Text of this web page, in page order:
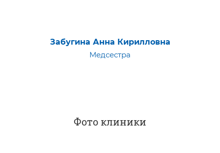
Забугина Анна Кирилловна
Медсестра
Фото клиники